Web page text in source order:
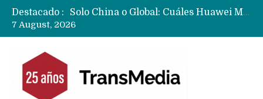
Destacado :
Solo China o Global: Cuáles Huawei MateBook, MatePad y Nova llegarán a Europa y LATAM?
Fabricantes suben precios de teléfonos y ganan más dinero en un mercado donde Xiaomi alerta por no mejorar ventas
7 August, 2026